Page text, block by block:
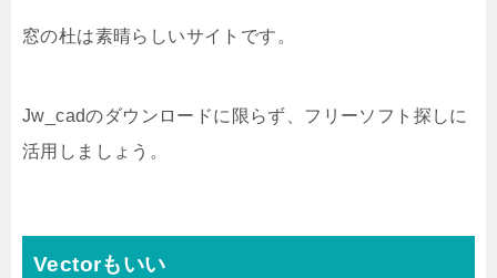
窓の杜は素晴らしいサイトです。
Jw_cadのダウンロードに限らず、フリーソフト探しに
活用しましょう。
Vectorもいい